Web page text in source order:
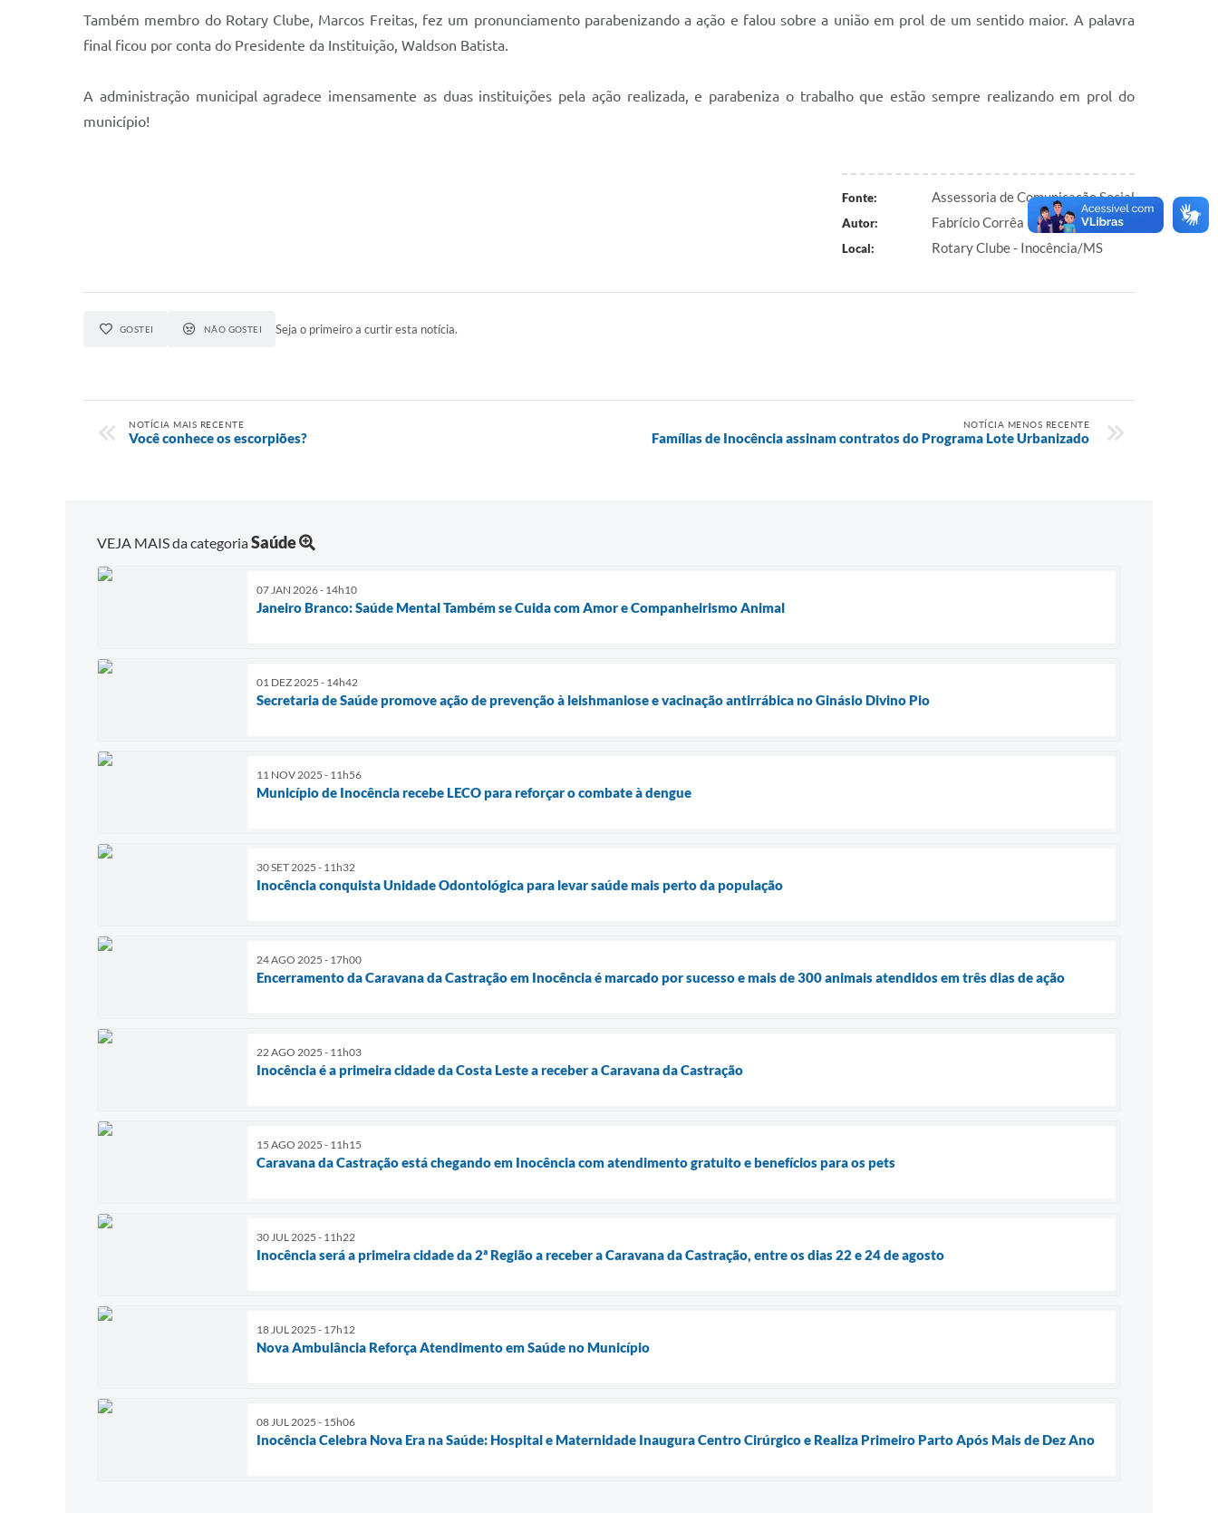
Também membro do Rotary Clube, Marcos Freitas, fez um pronunciamento parabenizando a ação e falou sobre a união em prol de um sentido maior. A palavra
final ficou por conta do Presidente da Instituição, Waldson Batista.
A administração municipal agradece imensamente as duas instituições pela ação realizada, e parabeniza o trabalho que estão sempre realizando em prol do
município!
Fonte: Assessoria de Comunicação Social
Autor: Fabrício Corrêa
Local: Rotary Clube - Inocência/MS
GOSTEI NÃO GOSTEI Seja o primeiro a curtir esta notícia.
NOTÍCIA MAIS RECENTE
Você conhece os escorpiões?
NOTÍCIA MENOS RECENTE
Famílias de Inocência assinam contratos do Programa Lote Urbanizado
VEJA MAIS da categoriaSaúde
07 JAN 2026 - 14h10
Janeiro Branco: Saúde Mental Também se Cuida com Amor e Companheirismo Animal
01 DEZ 2025 - 14h42
Secretaria de Saúde promove ação de prevenção à leishmaniose e vacinação antirrábica no Ginásio Divino Pio
11 NOV 2025 - 11h56
Município de Inocência recebe LECO para reforçar o combate à dengue
30 SET 2025 - 11h32
Inocência conquista Unidade Odontológica para levar saúde mais perto da população
24 AGO 2025 - 17h00
Encerramento da Caravana da Castração em Inocência é marcado por sucesso e mais de 300 animais atendidos em três dias de ação
22 AGO 2025 - 11h03
Inocência é a primeira cidade da Costa Leste a receber a Caravana da Castração
15 AGO 2025 - 11h15
Caravana da Castração está chegando em Inocência com atendimento gratuito e benefícios para os pets
30 JUL 2025 - 11h22
Inocência será a primeira cidade da 2ª Região a receber a Caravana da Castração, entre os dias 22 e 24 de agosto
18 JUL 2025 - 17h12
Nova Ambulância Reforça Atendimento em Saúde no Município
08 JUL 2025 - 15h06
Inocência Celebra Nova Era na Saúde: Hospital e Maternidade Inaugura Centro Cirúrgico e Realiza Primeiro Parto Após Mais de Dez Ano